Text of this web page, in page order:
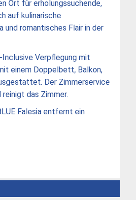
Ort für erholungssuchende,
auf kulinarische
und romantisches Flair in der
Verpflegung mit
einem Doppelbett, Balkon,
Der Zimmerservice
das Zimmer.
Falesia entfernt ein